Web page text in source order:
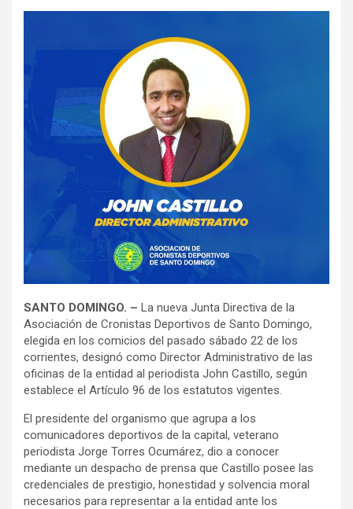
SANTO DOMINGO. – La nueva Junta Directiva de la
Asociación de Cronistas Deportivos de Santo Domingo,
elegida en los comicios del pasado sábado 22 de los
corrientes, designó como Director Administrativo de las
oficinas de la entidad al periodista John Castillo, según
establece el Artículo 96 de los estatutos vigentes.
El presidente del organismo que agrupa a los
comunicadores deportivos de la capital, veterano
periodista Jorge Torres Ocumárez, dio a conocer
mediante un despacho de prensa que Castillo posee las
credenciales de prestigio, honestidad y solvencia moral
necesarios para representar a la entidad ante los